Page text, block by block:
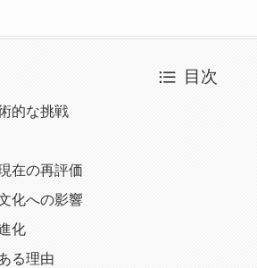
目次
的な挑戦
在の再評価
化への影響
化
る理由